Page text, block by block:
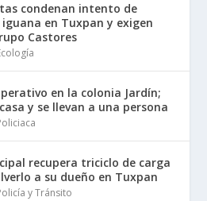
condenan intento de
en Tuxpan y exigen
Castores
en la colonia Jardín;
y se llevan a una persona
recupera triciclo de carga
a su dueño en Tuxpan
y Tránsito